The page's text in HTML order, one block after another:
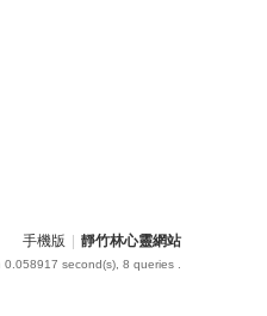
手機版 靜竹林心靈網站
0.058917 second(s), 8 queries .